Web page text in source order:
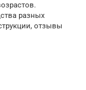
разных
отзывы